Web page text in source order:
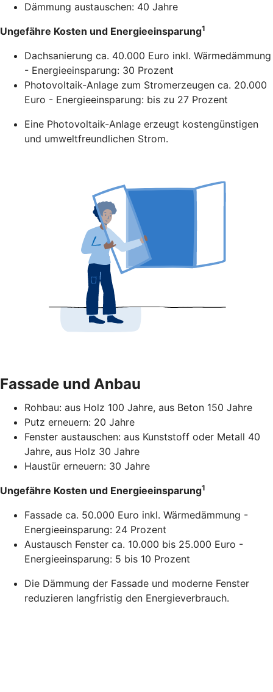
Dämmung austauschen: 40 Jahre
Ungefähre Kosten und Energieeinsparung1
Dachsanierung ca. 40.000 Euro inkl. Wärmedämmung
- Energieeinsparung: 30 Prozent
Photovoltaik-Anlage zum Stromerzeugen ca. 20.000
Euro - Energieeinsparung: bis zu 27 Prozent
Eine Photovoltaik-Anlage erzeugt kostengünstigen
und umweltfreundlichen Strom.
Fassade und Anbau
Rohbau: aus Holz 100 Jahre, aus Beton 150 Jahre
Putz erneuern: 20 Jahre
Fenster austauschen: aus Kunststoff oder Metall 40
Jahre, aus Holz 30 Jahre
Haustür erneuern: 30 Jahre
Ungefähre Kosten und Energieeinsparung1
Fassade ca. 50.000 Euro inkl. Wärmedämmung -
Energieeinsparung: 24 Prozent
Austausch Fenster ca. 10.000 bis 25.000 Euro -
Energieeinsparung: 5 bis 10 Prozent
Die Dämmung der Fassade und moderne Fenster
reduzieren langfristig den Energieverbrauch.